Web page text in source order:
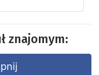
znajomym: